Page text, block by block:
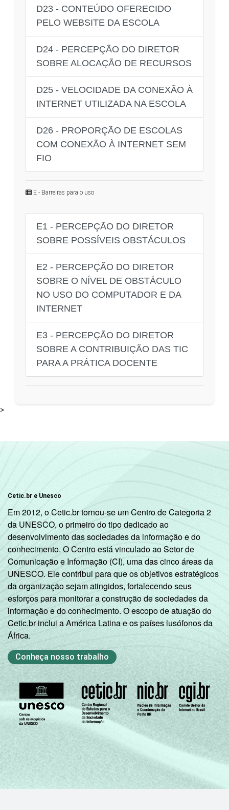
D23 - CONTEÚDO OFERECIDO
PELO WEBSITE DA ESCOLA
D24 - PERCEPÇÃO DO DIRETOR
SOBRE ALOCAÇÃO DE RECURSOS
D25 - VELOCIDADE DA CONEXÃO À
INTERNET UTILIZADA NA ESCOLA
D26 - PROPORÇÃO DE ESCOLAS
COM CONEXÃO À INTERNET SEM
FIO
E - Barreiras para o uso
E1 - PERCEPÇÃO DO DIRETOR
SOBRE POSSÍVEIS OBSTÁCULOS
E2 - PERCEPÇÃO DO DIRETOR
SOBRE O NÍVEL DE OBSTÁCULO
NO USO DO COMPUTADOR E DA
INTERNET
E3 - PERCEPÇÃO DO DIRETOR
SOBRE A CONTRIBUIÇÃO DAS TIC
PARA A PRÁTICA DOCENTE
>
Cetic.br e Unesco
Em 2012, o Cetic.br tornou-se um Centro de Categoria 2
da UNESCO, o primeiro do tipo dedicado ao
desenvolvimento das sociedades da informação e do
conhecimento. O Centro está vinculado ao Setor de
Comunicação e Informação (CI), uma das cinco áreas da
UNESCO. Ele contribui para que os objetivos estratégicos
da organização sejam atingidos, fortalecendo seus
esforços para monitorar a construção de sociedades da
informação e do conhecimento. O escopo de atuação do
Cetic.br inclui a América Latina e os países lusófonos da
África.
Conheça nosso trabalho